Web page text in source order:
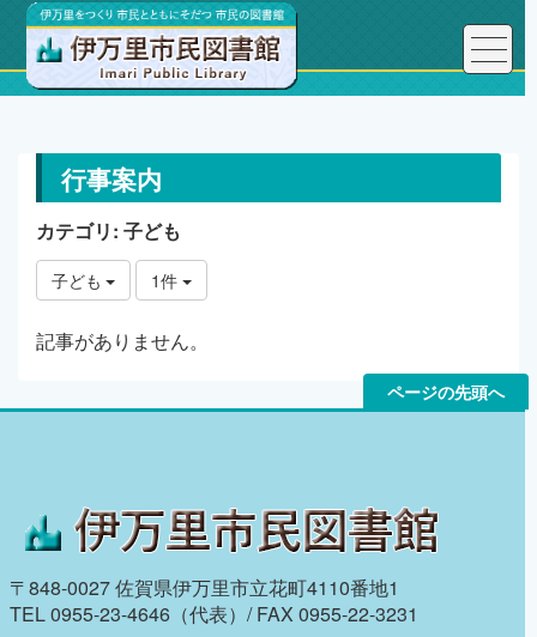
トップページ イベントカレンダー
行事案内
カテゴリ: 子ども
子ども 1件
記事がありません。
ページの先頭へ
〒848-0027 佐賀県伊万里市立花町4110番地1
TEL 0955-23-4646（代表）/ FAX 0955-22-3231